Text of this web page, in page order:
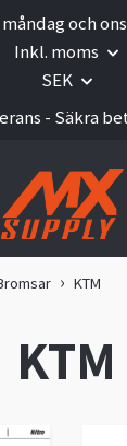
och
Inkl. moms
SEK
- Säkra
KTM
KTM